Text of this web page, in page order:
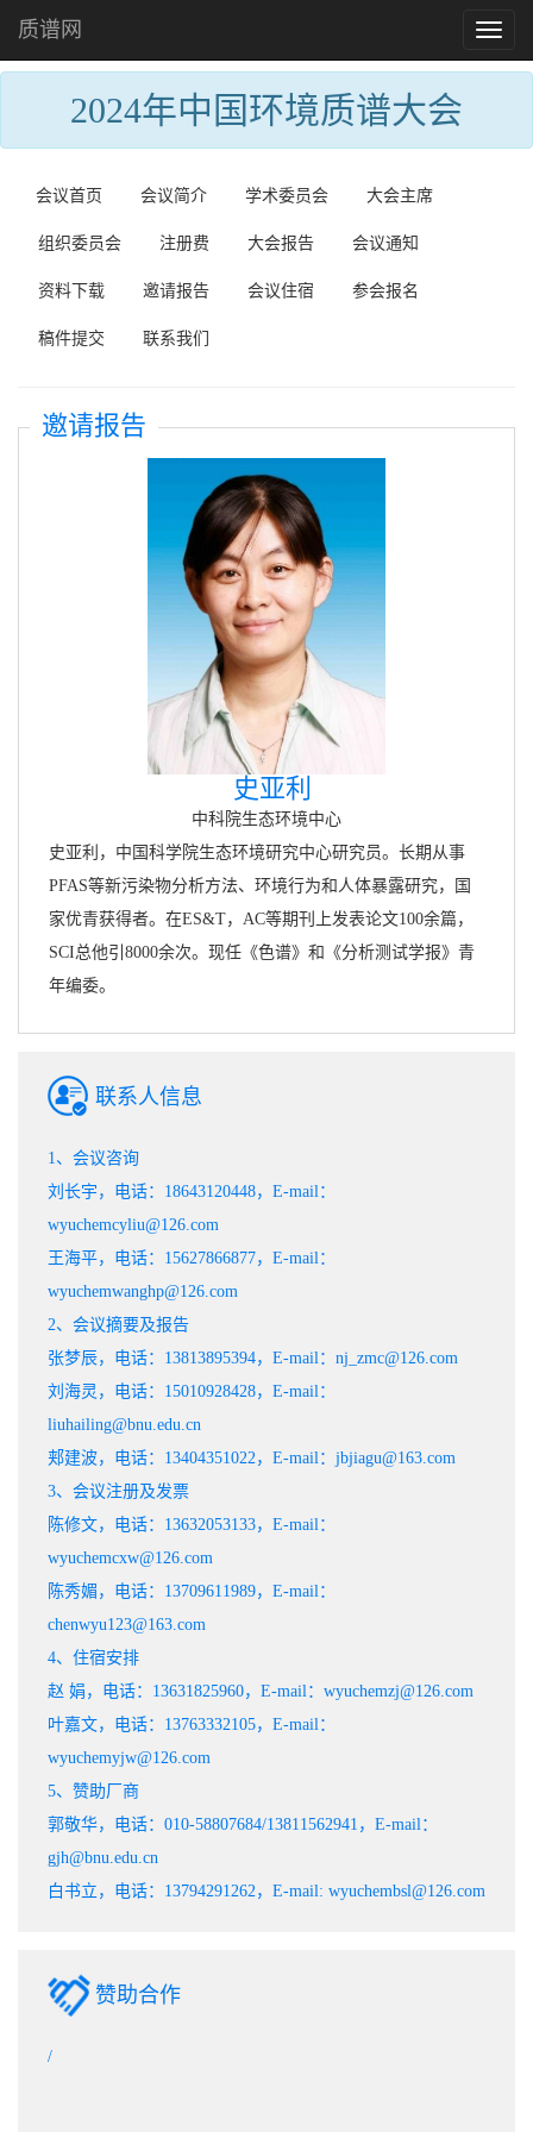
2024年中国环境质谱大会
Toggle
质谱网
会议首页 会议简介 学术委员会 大会主席
组织委员会 注册费 大会报告 会议通知
资料下载 邀请报告 会议住宿 参会报名
稿件提交 联系我们
邀请报告
史亚利
中科院生态环境中心
史亚利，中国科学院生态环境研究中心研究员。长期从事
PFAS等新污染物分析方法、环境行为和人体暴露研究，国
家优青获得者。在ES&T，AC等期刊上发表论文100余篇，
SCI总他引8000余次。现任《色谱》和《分析测试学报》青
年编委。
联系人信息
1、会议咨询
刘长宇，电话：18643120448，E-mail：
wyuchemcyliu@126.com
王海平，电话：15627866877，E-mail：
wyuchemwanghp@126.com
2、会议摘要及报告
张梦辰，电话：13813895394，E-mail：nj_zmc@126.com
刘海灵，电话：15010928428，E-mail：
liuhailing@bnu.edu.cn
郏建波，电话：13404351022，E-mail：jbjiagu@163.com
3、会议注册及发票
陈修文，电话：13632053133，E-mail：
wyuchemcxw@126.com
陈秀媚，电话：13709611989，E-mail：
chenwyu123@163.com
4、住宿安排
赵 娟，电话：13631825960，E-mail：wyuchemzj@126.com
叶嘉文，电话：13763332105，E-mail：
wyuchemyjw@126.com
5、赞助厂商
郭敬华，电话：010-58807684/13811562941，E-mail：
gjh@bnu.edu.cn
白书立，电话：13794291262，E-mail: wyuchembsl@126.com
赞助合作
/